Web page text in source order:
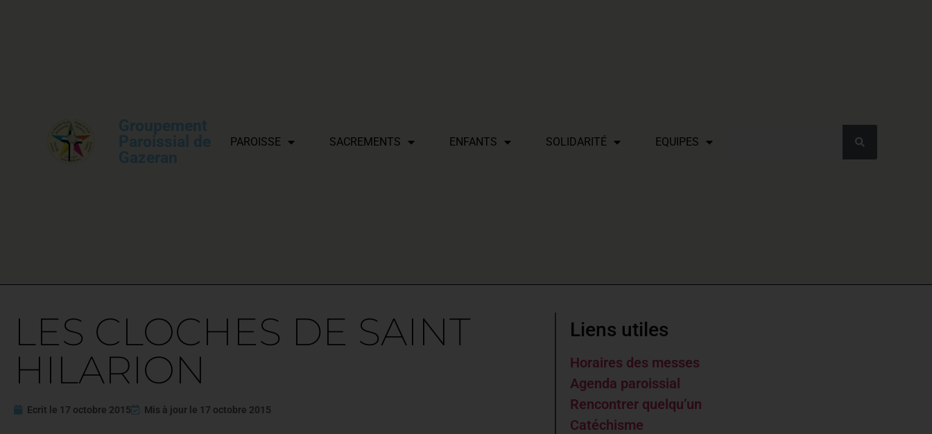
Groupement
Paroissial de
Gazeran
PAROISSE SACREMENTS ENFANTS SOLIDARITÉ EQUIPES
LES CLOCHES DE SAINT
HILARION
Ecrit le 17 octobre 2015 Mis à jour le 17 octobre 2015
Liens utiles
Horaires des messes
Agenda paroissial
Rencontrer quelqu’un
Catéchisme